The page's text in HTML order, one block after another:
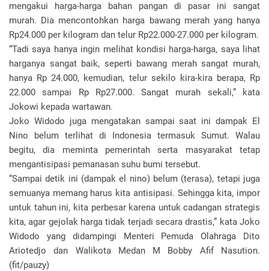
mengakui harga-harga bahan pangan di pasar ini sangat
murah. Dia mencontohkan harga bawang merah yang hanya
Rp24.000 per kilogram dan telur Rp22.000-27.000 per kilogram.
“Tadi saya hanya ingin melihat kondisi harga-harga, saya lihat
harganya sangat baik, seperti bawang merah sangat murah,
hanya Rp 24.000, kemudian, telur sekilo kira-kira berapa, Rp
22.000 sampai Rp Rp27.000. Sangat murah sekali,” kata
Jokowi kepada wartawan.
Joko Widodo juga mengatakan sampai saat ini dampak El
Nino belum terlihat di Indonesia termasuk Sumut. Walau
begitu, dia meminta pemerintah serta masyarakat tetap
mengantisipasi pemanasan suhu bumi tersebut.
“Sampai detik ini (dampak el nino) belum (terasa), tetapi juga
semuanya memang harus kita antisipasi. Sehingga kita, impor
untuk tahun ini, kita perbesar karena untuk cadangan strategis
kita, agar gejolak harga tidak terjadi secara drastis,” kata Joko
Widodo yang didampingi Menteri Pemuda Olahraga Dito
Ariotedjo dan Walikota Medan M Bobby Afif Nasution.
(fit/pauzy)